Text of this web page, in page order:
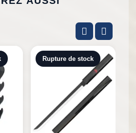
Rupture de stock